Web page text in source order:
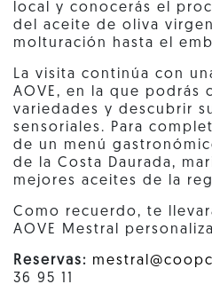
local y conocerás el
del aceite de oliva
molturación hasta el
La visita continúa con
AOVE, en la que podrás
variedades y descubrir
sensoriales. Para
de un menú
de la Costa Daurada,
mejores aceites de la
Como recuerdo, te
AOVE Mestral
Reservas:
36 95 11